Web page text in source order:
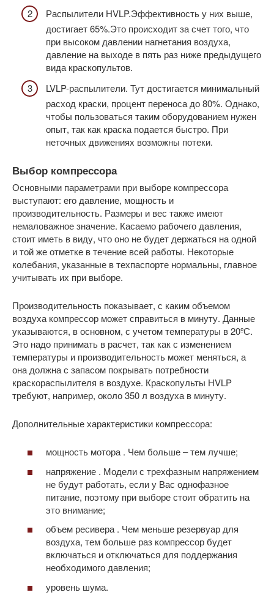
Распылители HVLP.Эффективность у них выше,
достигает 65%.Это происходит за счет того, что
при высоком давлении нагнетания воздуха,
давление на выходе в пять раз ниже предыдущего
вида краскопультов.
LVLP-распылители. Тут достигается минимальный
расход краски, процент переноса до 80%. Однако,
чтобы пользоваться таким оборудованием нужен
опыт, так как краска подается быстро. При
неточных движениях возможны потеки.
Выбор компрессора
Основными параметрами при выборе компрессора
выступают: его давление, мощность и
производительность. Размеры и вес также имеют
немаловажное значение. Касаемо рабочего давления,
стоит иметь в виду, что оно не будет держаться на одной
и той же отметке в течение всей работы. Некоторые
колебания, указанные в техпаспорте нормальны, главное
учитывать их при выборе.
Производительность показывает, с каким объемом
воздуха компрессор может справиться в минуту. Данные
указываются, в основном, с учетом температуры в 20ºС.
Это надо принимать в расчет, так как с изменением
температуры и производительность может меняться, а
она должна с запасом покрывать потребности
краскораспылителя в воздухе. Краскопульты HVLP
требуют, например, около 350 л воздуха в минуту.
Дополнительные характеристики компрессора:
мощность мотора . Чем больше – тем лучше;
напряжение . Модели с трехфазным напряжением
не будут работать, если у Вас однофазное
питание, поэтому при выборе стоит обратить на
это внимание;
объем ресивера . Чем меньше резервуар для
воздуха, тем больше раз компрессор будет
включаться и отключаться для поддержания
необходимого давления;
уровень шума.